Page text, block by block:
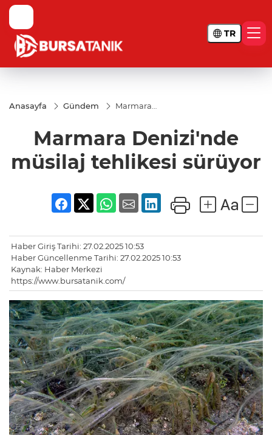
TR
Anasayfa Gündem
Marmara
tehlikesi
sürüyor
Marmara Denizi'nde
müsilaj tehlikesi sürüyor
Haber Giriş Tarihi: 27.02.2025 10:53
Haber Güncellenme Tarihi: 27.02.2025 10:53
Kaynak: Haber Merkezi
https://www.bursatanik.com/